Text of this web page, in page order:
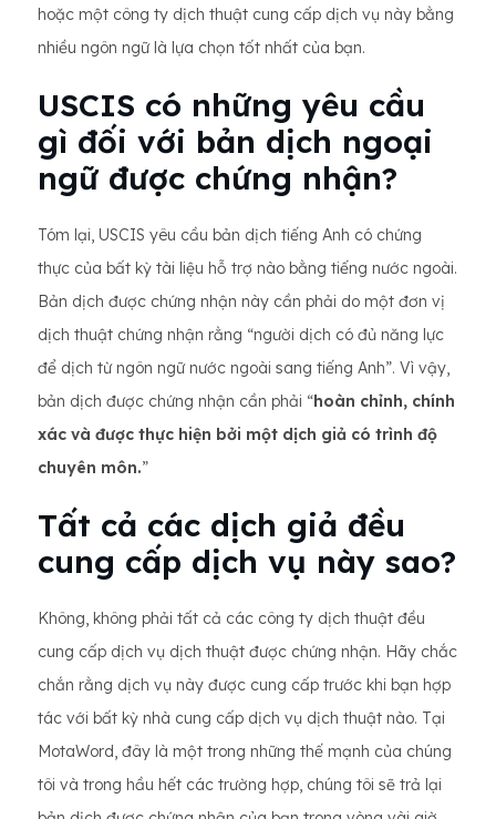
hoặc một công ty dịch thuật cung cấp dịch vụ này bằng
nhiều ngôn ngữ là lựa chọn tốt nhất của bạn.
USCIS có những yêu cầu
gì đối với bản dịch ngoại
ngữ được chứng nhận?
Tóm lại, USCIS yêu cầu bản dịch tiếng Anh có chứng
thực của bất kỳ tài liệu hỗ trợ nào bằng tiếng nước ngoài.
Bản dịch được chứng nhận này cần phải do một đơn vị
dịch thuật chứng nhận rằng “người dịch có đủ năng lực
để dịch từ ngôn ngữ nước ngoài sang tiếng Anh”. Vì vậy,
bản dịch được chứng nhận cần phải “hoàn chỉnh, chính
xác và được thực hiện bởi một dịch giả có trình độ
chuyên môn.”
Tất cả các dịch giả đều
cung cấp dịch vụ này sao?
Không, không phải tất cả các công ty dịch thuật đều
cung cấp dịch vụ dịch thuật được chứng nhận. Hãy chắc
chắn rằng dịch vụ này được cung cấp trước khi bạn hợp
tác với bất kỳ nhà cung cấp dịch vụ dịch thuật nào. Tại
MotaWord, đây là một trong những thế mạnh của chúng
tôi và trong hầu hết các trường hợp, chúng tôi sẽ trả lại